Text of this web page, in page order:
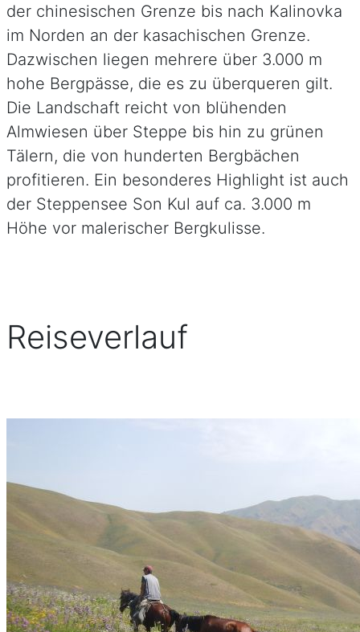
der chinesischen Grenze bis nach Kalinovka
im Norden an der kasachischen Grenze.
Dazwischen liegen mehrere über 3.000 m
hohe Bergpässe, die es zu überqueren gilt.
Die Landschaft reicht von blühenden
Almwiesen über Steppe bis hin zu grünen
Tälern, die von hunderten Bergbächen
profitieren. Ein besonderes Highlight ist auch
der Steppensee Son Kul auf ca. 3.000 m
Höhe vor malerischer Bergkulisse.
Reiseverlauf